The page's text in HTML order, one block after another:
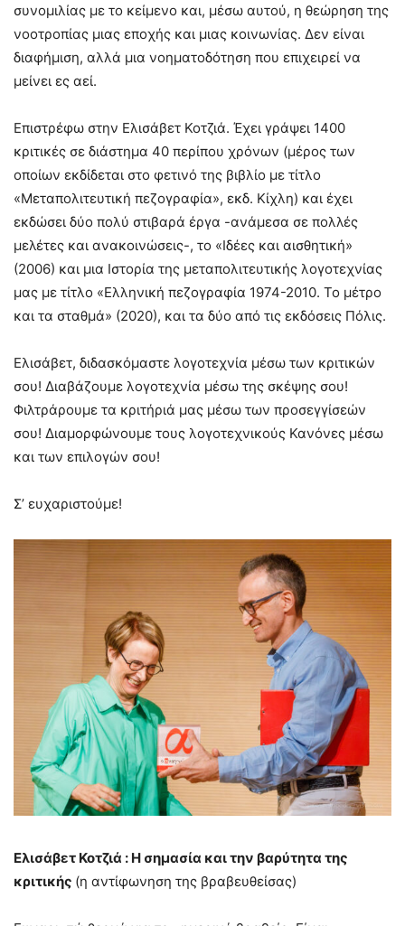
συνομιλίας με το κείμενο και, μέσω αυτού, η θεώρηση της
νοοτροπίας μιας εποχής και μιας κοινωνίας. Δεν είναι
διαφήμιση, αλλά μια νοηματοδότηση που επιχειρεί να
μείνει ες αεί.
Επιστρέφω στην Ελισάβετ Κοτζιά. Έχει γράψει 1400
κριτικές σε διάστημα 40 περίπου χρόνων (μέρος των
οποίων εκδίδεται στο φετινό της βιβλίο με τίτλο
«Μεταπολιτευτική πεζογραφία», εκδ. Κίχλη) και έχει
εκδώσει δύο πολύ στιβαρά έργα -ανάμεσα σε πολλές
μελέτες και ανακοινώσεις-, το «Ιδέες και αισθητική»
(2006) και μια Ιστορία της μεταπολιτευτικής λογοτεχνίας
μας με τίτλο «Ελληνική πεζογραφία 1974-2010. Το μέτρο
και τα σταθμά» (2020), και τα δύο από τις εκδόσεις Πόλις.
Ελισάβετ, διδασκόμαστε λογοτεχνία μέσω των κριτικών
σου! Διαβάζουμε λογοτεχνία μέσω της σκέψης σου!
Φιλτράρουμε τα κριτήριά μας μέσω των προσεγγίσεών
σου! Διαμορφώνουμε τους λογοτεχνικούς Κανόνες μέσω
και των επιλογών σου!
Σ’ ευχαριστούμε!
Ελισάβετ Κοτζιά : H σημασία και την βαρύτητα της
κριτικής (η αντίφωνηση της βραβευθείσας)